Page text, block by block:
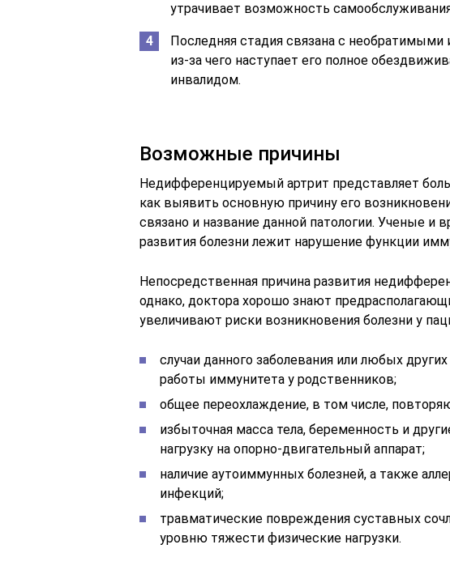
утрачивает возможность
Последняя стадия связана с необратимыми
из-за чего наступает его полное
инвалидом.
Возможные причины
Недифференцируемый артрит представляет
как выявить основную причину его
связано и название данной патологии. Ученые и
развития болезни лежит нарушение функции
Непосредственная причина развития
однако, доктора хорошо знают
увеличивают риски возникновения болезни у
случаи данного заболевания или любых
работы иммунитета у родственников;
общее переохлаждение, в том числе,
избыточная масса тела, беременность и
нагрузку на опорно-двигательный аппарат;
наличие аутоиммунных болезней, а также
инфекций;
травматические повреждения суставных
уровню тяжести физические нагрузки.